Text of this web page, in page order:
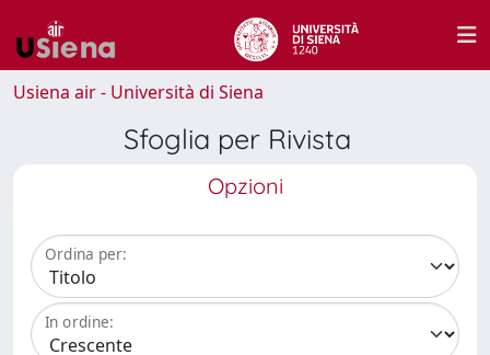
Usiena air - Università di Siena
Sfoglia per Rivista
Opzioni
Ordina per:
In ordine: